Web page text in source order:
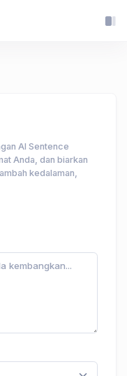
AI Sentence
Anda, dan biarkan
kedalaman,